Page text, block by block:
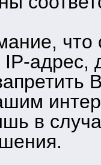
адрес,
в